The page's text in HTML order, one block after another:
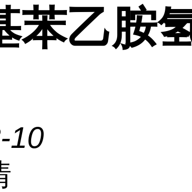
苯乙胺
10